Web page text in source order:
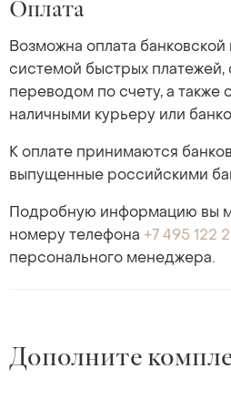
Оплата
Возможна оплата банковской
системой быстрых платежей,
переводом по счету, а также
наличными курьеру или
К оплате принимаются
выпущенные российскими
Подробную информацию вы
номеру телефона +7 495 122
персонального менеджера.
Дополните